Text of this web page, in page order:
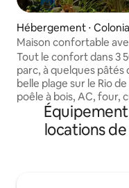
Hébergement ⋅
Sacramento
Maison confortable
Tout le confort dans 3
parc, à quelques pâtés
belle plage sur le Rio
poêle à bois, AC, four,
barbecue, mini-
smarttv et plus
expérience de repos,
locations